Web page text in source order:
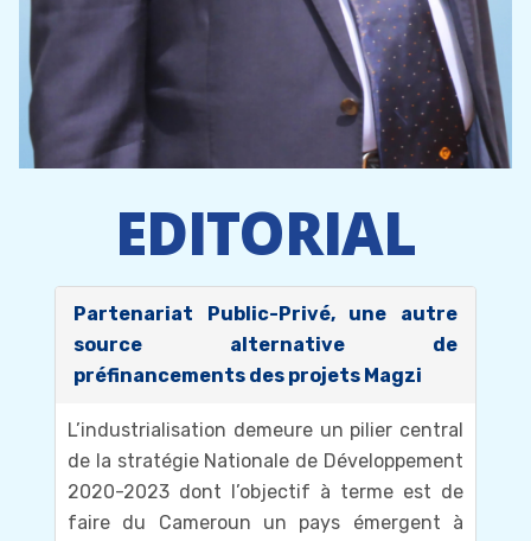
EDITORIAL
Partenariat Public-Privé, une autre
source alternative de
préfinancements des projets Magzi
L’industrialisation demeure un pilier central
de la stratégie Nationale de Développement
2020-2023 dont l’objectif à terme est de
faire du Cameroun un pays émergent à